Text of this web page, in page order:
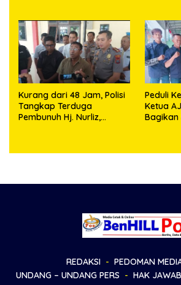
Kurang dari 48 Jam, Polisi
Tangkap Terduga
Pembunuh Hj. Nurliz,
Peduli
Ketua
Bagikan
REDAKSI
PEDOMAN
UNDANG – UNDANG PERS
HAK